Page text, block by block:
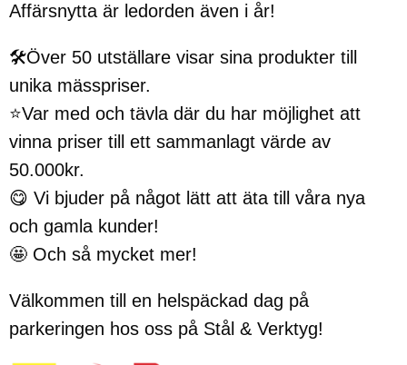
Affärsnytta är ledorden även i år!
🛠️Över 50 utställare visar sina produkter till
unika mässpriser.
⭐Var med och tävla där du har möjlighet att
vinna priser till ett sammanlagt värde av
50.000kr.
😋 Vi bjuder på något lätt att äta till våra nya
och gamla kunder!
🤩 Och så mycket mer!
Välkommen till en helspäckad dag på
parkeringen hos oss på Stål & Verktyg!